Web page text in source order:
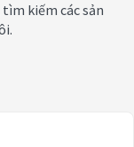
kiếm các sản